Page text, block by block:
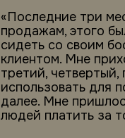
«Последние три
продажам, этого
сидеть со своим
клиентом. Мне
третий,
использовать для
далее. Мне
людей платить за